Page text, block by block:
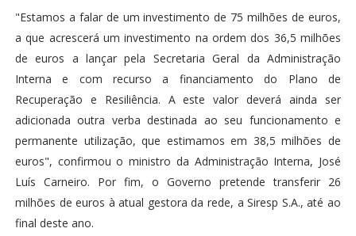
"Estamos a falar de um investimento de 75 milhões de euros,
a que acrescerá um investimento na ordem dos 36,5 milhões
de euros a lançar pela Secretaria Geral da Administração
Interna e com recurso a financiamento do Plano de
Recuperação e Resiliência. A este valor deverá ainda ser
adicionada outra verba destinada ao seu funcionamento e
permanente utilização, que estimamos em 38,5 milhões de
euros", confirmou o ministro da Administração Interna, José
Luís Carneiro. Por fim, o Governo pretende transferir 26
milhões de euros à atual gestora da rede, a Siresp S.A., até ao
final deste ano.